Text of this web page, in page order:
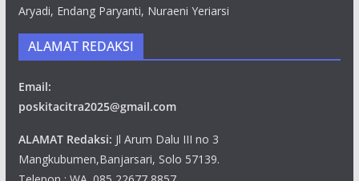
Aryadi, Endang Paryanti, Nuraeni Yeriarsi
ALAMAT REDAKSI
Email:
poskitacitra2025@gmail.com
ALAMAT Redaksi: Jl Arum Dalu III no 3
Mangkubumen,Banjarsari, Solo 57139.